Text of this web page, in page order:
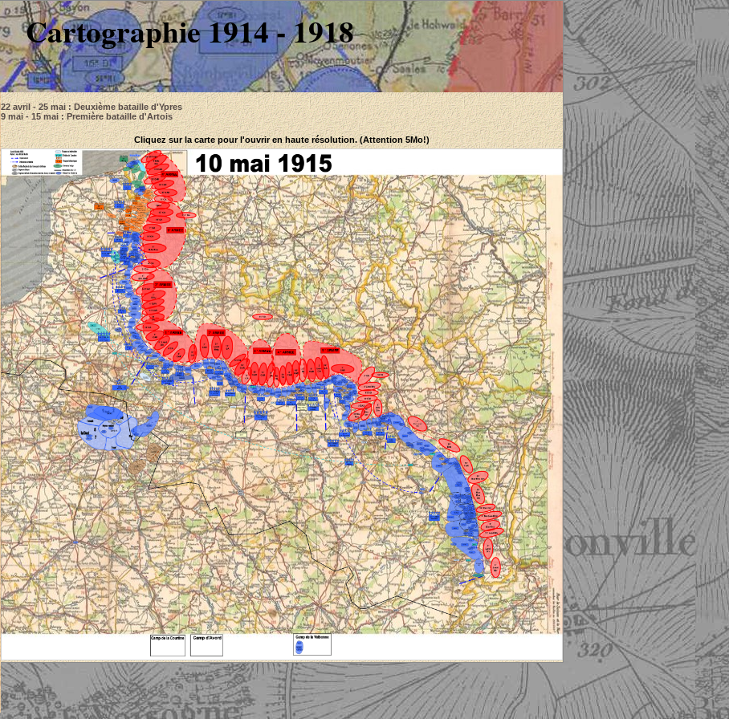
Cartographie 1914 - 1918
22 avril - 25 mai : Deuxième bataille d'Ypres
9 mai - 15 mai : Première bataille d'Artois
Cliquez sur la carte pour l'ouvrir en haute résolution. (Attention 5Mo!)